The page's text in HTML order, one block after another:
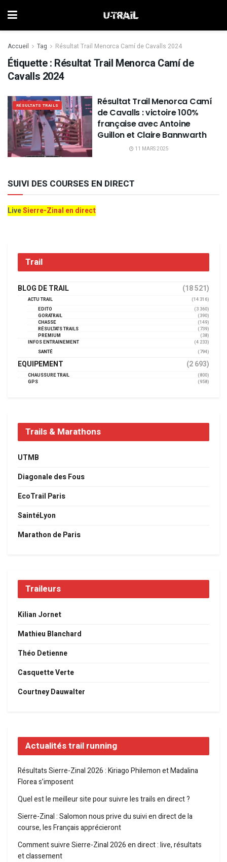
Accueil Tag Résultat Trail Menorca Camí de Cavalls 2024
Étiquette : Résultat Trail Menorca Camí de
Cavalls 2024
RÉSULTATS TRAILS
Résultat Trail Menorca Camí
de Cavalls : victoire 100%
française avec Antoine
Guillon et Claire Bannwarth
11 MARS 2025
SUIVI DES COURSES EN DIRECT
LiveSierre-Zinal en direct
Trail
BLOG DE TRAIL (18 521)
ACTU TRAIL
(14 316)
EDITO
(3 360)
GORATRAIL
(390)
CHASSE
(149)
RÉSULTATS TRAILS
(739)
PREMIUM
(38)
INFOS ENTRAINEMENT
(4 233)
SANTÉ
(794)
EQUIPEMENT (2 693)
CHAUSSURE TRAIL
(800)
GPS
(958)
Trails & Marathons
UTMB
Diagonale des Fous
EcoTrail Paris
SaintéLyon
Marathon de Paris
Traileurs
Kilian Jornet
Mathieu Blanchard
Théo Detienne
Casquette Verte
Courtney Dauwalter
Actualités trail running
Résultats Sierre-Zinal 2026 : Kiriago Philemon et Madalina
Florea s’imposent
Quel est le meilleur site pour suivre les trails en direct ?
Sierre-Zinal : Salomon nous prive du suivi en direct de la
course, les Français apprécieront
Comment suivre Sierre-Zinal 2026 en direct : live, résultats
et classement